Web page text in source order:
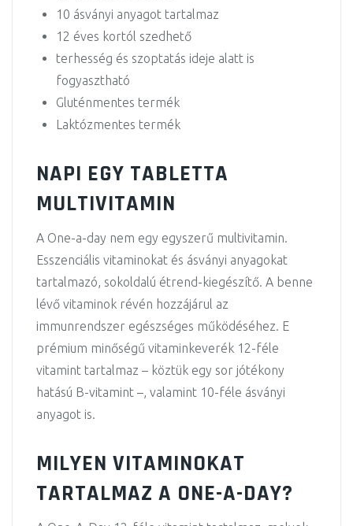
10 ásványi anyagot tartalmaz
12 éves kortól szedhető
terhesség és szoptatás ideje alatt is
fogyasztható
Gluténmentes termék
Laktózmentes termék
NAPI EGY TABLETTA
MULTIVITAMIN
A One-a-day nem egy egyszerű multivitamin.
Esszenciális vitaminokat és ásványi anyagokat
tartalmazó, sokoldalú étrend-kiegészítő. A benne
lévő vitaminok révén hozzájárul az
immunrendszer egészséges működéséhez. E
prémium minőségű vitaminkeverék 12-féle
vitamint tartalmaz – köztük egy sor jótékony
hatású B-vitamint –, valamint 10-féle ásványi
anyagot is.
MILYEN VITAMINOKAT
TARTALMAZ A ONE-A-DAY?